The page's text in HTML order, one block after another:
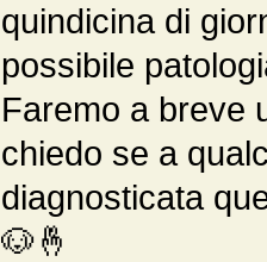
quindicina di
possibile
Faremo a breve
chiedo se a
diagnosticata
🐶🤞